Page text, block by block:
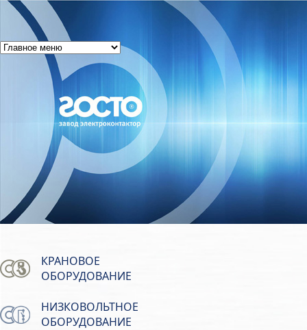
КРАНОВОЕ
ОБОРУДОВАНИЕ
НИЗКОВОЛЬТНОЕ
ОБОРУДОВАНИЕ